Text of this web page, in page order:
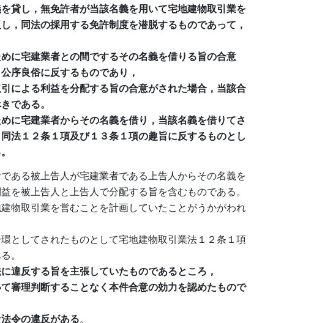
貸し，無免許者が当該名義を用いて宅地建物取引業を
，同法の採用する免許制度を潜脱するものであって，
に宅建業者との間でするその名義を借りる旨の合意
序良俗に反するものであり，
による利益を分配する旨の合意がされた場合，当該合
である。
に宅建業者からその名義を借り，当該名義を借りてさ
法１２条１項及び１３条１項の趣旨に反するものとし
ある被上告人が宅建業者である上告人からその名義を
被上告人と上告人で分配する旨を含むものである。
物取引業を営むことを計画していたことがうかがわれ
としてされたものとして宅地建物取引業法１２条１項
。
違反する旨を主張していたものであるところ，
審理判断することなく本件合意の効力を認めたもので
令の違反がある。